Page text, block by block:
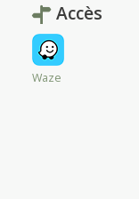
Accès
Waze